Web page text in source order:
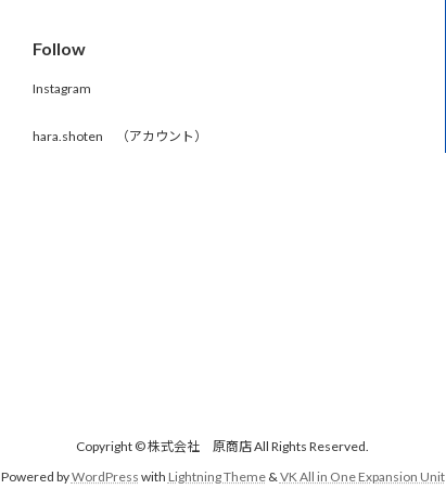
Follow
Instagram
hara.shoten （アカウント）
Copyright © 株式会社 原商店 All Rights Reserved.
Powered byWordPress with Lightning Theme& VK All in One Expansion Unit